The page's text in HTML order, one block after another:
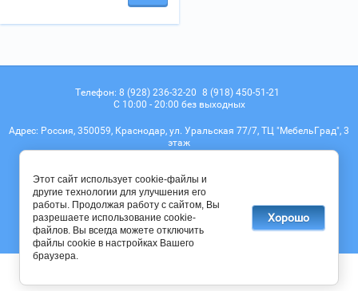
Телефон: 8 (928) 236-32-20 8 (918) 450-51-21
С 10:00 - 20:00 без выходных
Адрес: Россия, 350059, Краснодар, ул. Уральская 77/7, ТЦ "МебельГрад", 3
этаж
Е-mail:sbs_opt@mail.ru
Мы в соц. сетях
© 2017 - 2026
Этот сайт использует cookie-файлы и
другие технологии для улучшения его
работы. Продолжая работу с сайтом, Вы
разрешаете использование cookie-
файлов. Вы всегда можете отключить
файлы cookie в настройках Вашего
браузера.
Хорошо